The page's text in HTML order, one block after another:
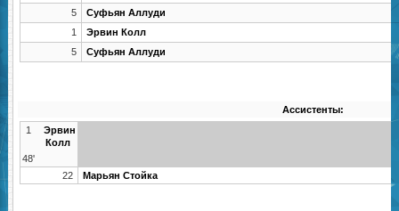
5
Суфьян Аллуди
1
Эрвин Колл
5
Суфьян Аллуди
Ассистенты:
1
Эрвин
Колл
48'
22
Марьян Стойка